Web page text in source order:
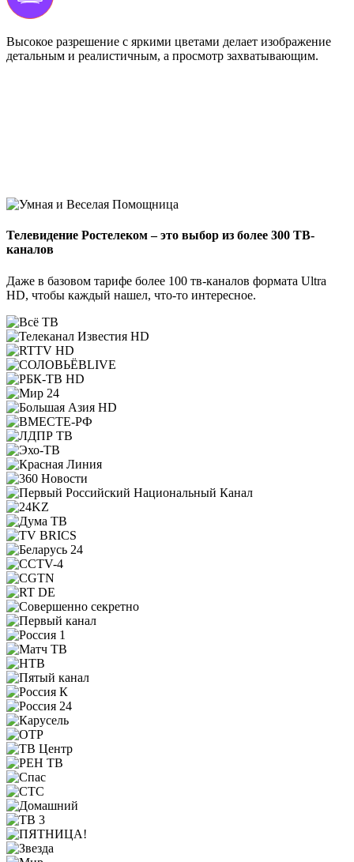
Высокое разрешение с яркими цветами делает изображение
детальным и реалистичным, а просмотр захватывающим.
Телевидение Ростелеком – это выбор из более 300 ТВ-
каналов
Даже в базовом тарифе более 100 тв-каналов формата Ultra
HD, чтобы каждый нашел, что-то интересное.